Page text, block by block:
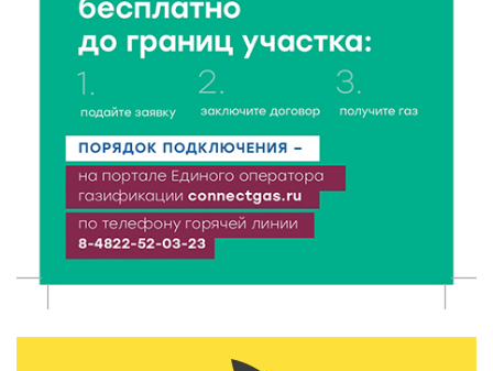
8 Авг 2026 12:37 308
Забыл вещи в транспорте? Рассказываем, что ждёт
пассажиров по новым правилам
8 Авг 2026 12:12 931
Более 40 миллионов на металлургию получил бизнес
Твери
8 Авг 2026 11:37 342
От теории до практики: в детских лагерях Тверской